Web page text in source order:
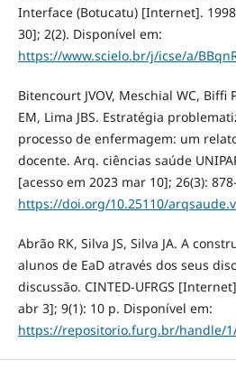
Interface (Botucatu) [Internet].
30]; 2(2). Disponível em:
https://www.scielo.br/j/icse/a/
Bitencourt JVOV, Meschial WC, Biffi
EM, Lima JBS. Estratégia
processo de enfermagem: um
docente. Arq. ciências saúde
[acesso em 2023 mar 10]; 26(3):
https://doi.org/10.25110/
Abrão RK, Silva JS, Silva JA. A
alunos de EaD através dos seus
discussão. CINTED-UFRGS
abr 3]; 9(1): 10 p. Disponível em:
https://repositorio.furg.br/handle/